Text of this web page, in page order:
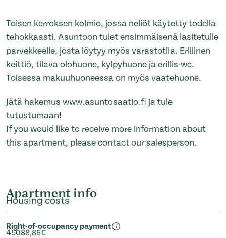
Toisen kerroksen kolmio, jossa neliöt käytetty todella
tehokkaasti. Asuntoon tulet ensimmäisenä lasitetulle
parvekkeelle, josta löytyy myös varastotila. Erillinen
keittiö, tilava olohuone, kylpyhuone ja erillis-wc.
Toisessa makuuhuoneessa on myös vaatehuone.
Jätä hakemus www.asuntosaatio.fi ja tule
tutustumaan!
If you would like to receive more information about
this apartment, please contact our salesperson.
Apartment info
Housing costs
Right-of-occupancy payment
45088,86€